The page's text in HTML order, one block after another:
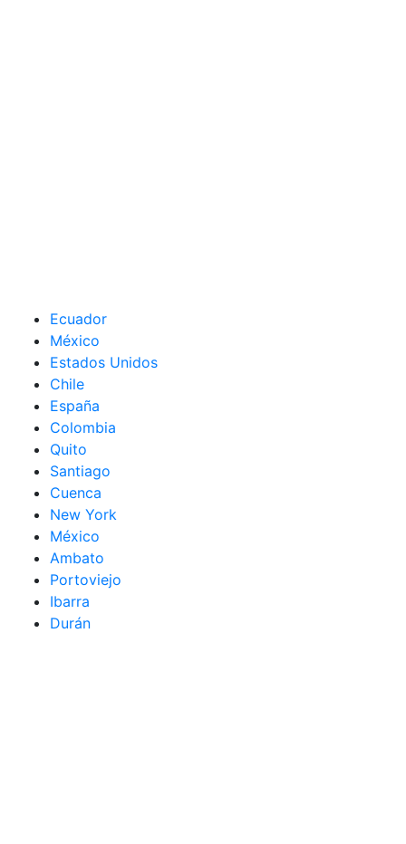
Ecuador
México
Estados Unidos
Chile
España
Colombia
Quito
Santiago
Cuenca
New York
México
Ambato
Portoviejo
Ibarra
Durán